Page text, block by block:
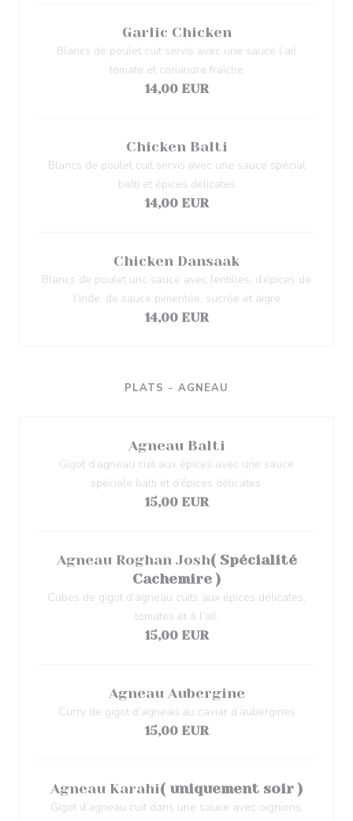
Garlic Chicken
Blancs de poulet cuit servis avec une sauce l’ail
tomate et coriandre fraîche
14,00 EUR
Chicken Balti
Blancs de poulet cuit servis avec une sauce spécial
balti et épices délicates
14,00 EUR
Chicken Dansaak
Blancs de poulet unc sauce avec lentilles, d’épices de
l’Inde, de sauce pimentée, sucrée et aigre
14,00 EUR
PLATS - AGNEAU
Agneau Balti
Gigot d’agneau cuit aux épices avec une sauce
spéciale balti et d’épices délicates.
15,00 EUR
Agneau Roghan Josh( Spécialité
Cachemire )
Cubes de gigot d’agneau cuits aux épices délicates,
tomates et à l’ail.
15,00 EUR
Agneau Aubergine
Curry de gigot d’agneau au caviar d’aubergines
15,00 EUR
Agneau Karahi( uniquement soir )
Gigot d’agneau cuit dans une sauce avec oignions,